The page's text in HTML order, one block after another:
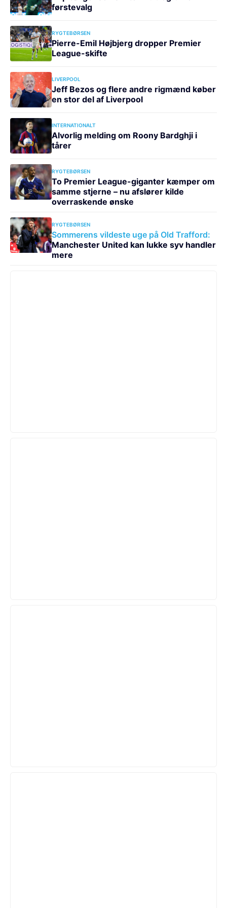
førstevalg
RYGTEBØRSEN
Pierre-Emil Højbjerg dropper Premier
League-skifte
LIVERPOOL
Jeff Bezos og flere andre rigmænd køber
en stor del af Liverpool
INTERNATIONALT
Alvorlig melding om Roony Bardghji i
tårer
RYGTEBØRSEN
To Premier League-giganter kæmper om
samme stjerne – nu afslører kilde
overraskende ønske
RYGTEBØRSEN
Sommerens vildeste uge på Old Trafford:
Manchester United kan lukke syv handler
mere